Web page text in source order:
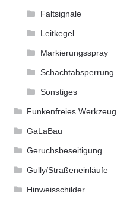
Faltsignale
Leitkegel
Markierungsspray
Schachtabsperrung
Sonstiges
Funkenfreies Werkzeug
GaLaBau
Geruchsbeseitigung
Gully/Straßeneinläufe
Hinweisschilder